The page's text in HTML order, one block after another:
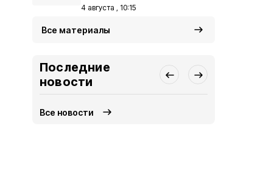
4 августа , 10:15
Все материалы
Последние
новости
Все новости